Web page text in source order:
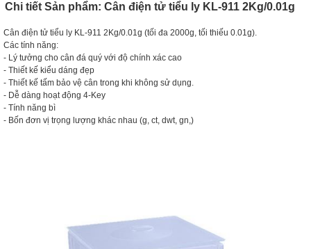
Chi tiết Sản phẩm: Cân điện tử tiểu ly KL-911 2Kg/0.01g
Cân điện tử tiểu ly KL-911 2Kg/0.01g (tối đa 2000g, tối thiếu 0.01g).
Các tính năng:
- Lý tưởng cho cân đá quý với độ chính xác cao
- Thiết kế kiểu dáng đẹp
- Thiết kế tấm bảo vệ cân trong khi không sử dụng.
- Dễ dàng hoạt động 4-Key
- Tính năng bì
- Bốn đơn vị trọng lượng khác nhau (g, ct, dwt, gn,)